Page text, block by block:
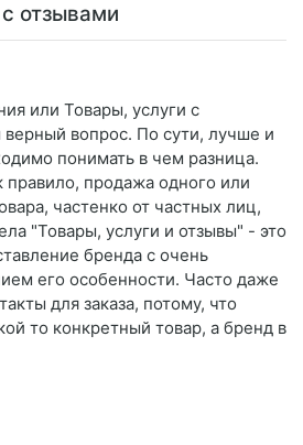
отзывами
или Товары, услуги с
вопрос. По сути, лучше и
понимать в чем разница.
правило, продажа одного или
частенко от частных лиц,
"Товары, услуги и отзывы" - это
бренда с очень
его особенности. Часто даже
для заказа, потому, что
то конкретный товар, а бренд в